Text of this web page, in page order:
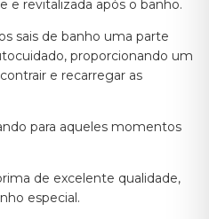
e revitalizada após o banho.
sais de banho uma parte
proporcionando um
e recarregar as
para aqueles momentos
de excelente qualidade,
especial.